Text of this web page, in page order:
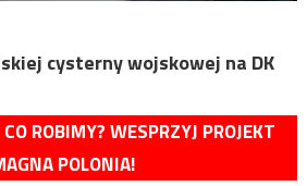
cysterny wojskowej na DK
ROBIMY? WESPRZYJ PROJEKT
POLONIA!